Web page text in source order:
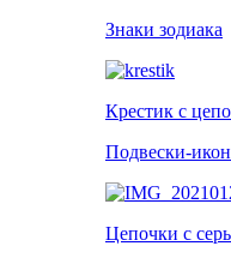
Знаки зодиака
Крестик с
Подвески-
Цепочки с